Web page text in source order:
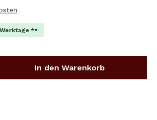
**
den gewünschten Wert
In den Warenkorb